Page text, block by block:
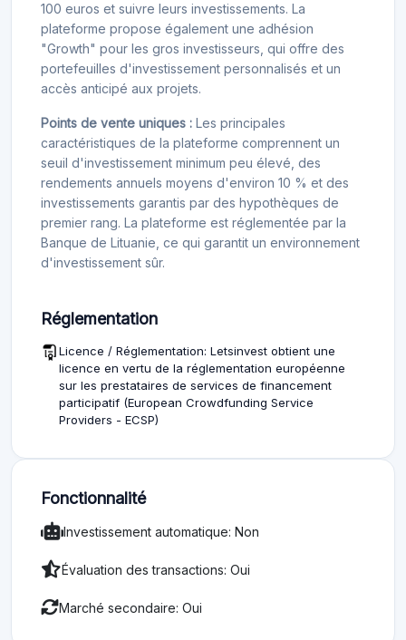
100 euros et suivre leurs investissements. La
plateforme propose également une adhésion
"Growth" pour les gros investisseurs, qui offre des
portefeuilles d'investissement personnalisés et un
accès anticipé aux projets.
Points de vente uniques : Les principales
caractéristiques de la plateforme comprennent un
seuil d'investissement minimum peu élevé, des
rendements annuels moyens d'environ 10 % et des
investissements garantis par des hypothèques de
premier rang. La plateforme est réglementée par la
Banque de Lituanie, ce qui garantit un environnement
d'investissement sûr.
Réglementation
Licence / Réglementation: Letsinvest obtient une
licence en vertu de la réglementation européenne
sur les prestataires de services de financement
participatif (European Crowdfunding Service
Providers - ECSP)
Fonctionnalité
Investissement automatique: Non
Évaluation des transactions: Oui
Marché secondaire: Oui